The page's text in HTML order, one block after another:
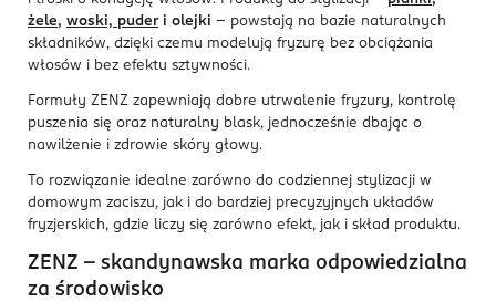
żele, woski, puderi olejki – powstają na bazie naturalnych
składników, dzięki czemu modelują fryzurę bez obciążania
włosów i bez efektu sztywności.
Formuły ZENZ zapewniają dobre utrwalenie fryzury, kontrolę
puszenia się oraz naturalny blask, jednocześnie dbając o
nawilżenie i zdrowie skóry głowy.
To rozwiązanie idealne zarówno do codziennej stylizacji w
domowym zaciszu, jak i do bardziej precyzyjnych układów
fryzjerskich, gdzie liczy się zarówno efekt, jak i skład produktu.
ZENZ – skandynawska marka odpowiedzialna
za środowisko